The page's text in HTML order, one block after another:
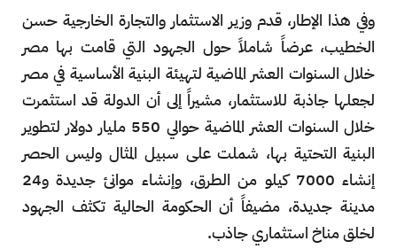
وفي هذا الإطار، قدم وزير الاستثمار والتجارة الخارجية حسن
الخطيب، عرضاً شاملاً حول الجهود التي قامت بها مصر
خلال السنوات العشر الماضية لتهيئة البنية الأساسية في مصر
لجعلها جاذبة للاستثمار، مشيراً إلى أن الدولة قد استثمرت
خلال السنوات العشر الماضية حوالي 550 مليار دولار لتطوير
البنية التحتية بها، شملت على سبيل المثال وليس الحصر
إنشاء 7000 كيلو من الطرق، وإنشاء موانئ جديدة و24
مدينة جديدة، مضيفاً أن الحكومة الحالية تكثف الجهود
لخلق مناخ استثماري جاذب.